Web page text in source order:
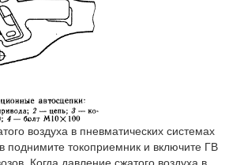
воздуха в пневматических системах
поднимите токоприемник и включите ГВ
Когда давление сжатого воздуха в